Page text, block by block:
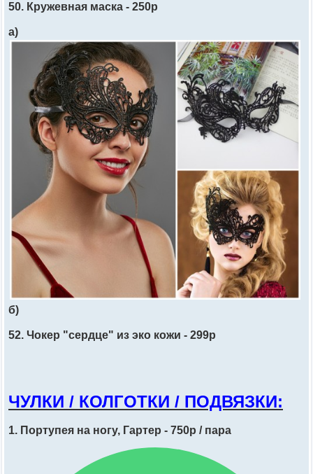
50. Кружевная маска - 250р
а)
б)
52. Чокер "сердце" из эко кожи - 299р
ЧУЛКИ / КОЛГОТКИ / ПОДВЯЗКИ:
1. Портупея на ногу, Гартер - 750р / пара